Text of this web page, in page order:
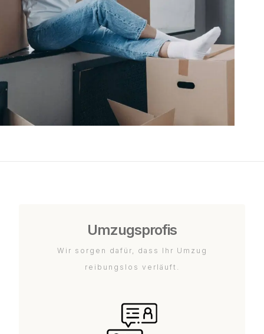
Umzugsprofis
Wir sorgen dafür, dass Ihr Umzug
reibungslos verläuft.